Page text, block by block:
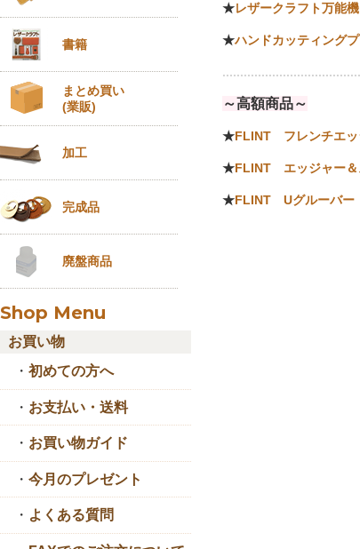
★レザークラフト万能
★ハンドカッティング
～高額商品～
★FLINT フレンチエッ
★FLINT エッジャー＆
★FLINT Uグルーバー
書籍
まとめ買い
(業販)
加工
完成品
廃盤商品
Shop Menu
お買い物
・ 初めての方へ
・ お支払い・送料
・ お買い物ガイド
・ 今月のプレゼント
・ よくある質問